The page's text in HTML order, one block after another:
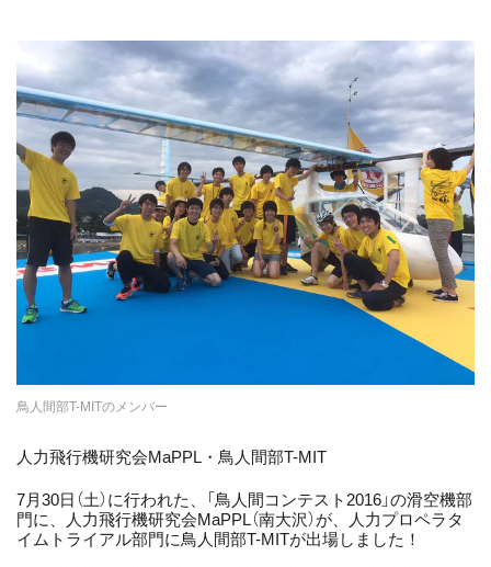
鳥人間部T-MITのメンバー
人力飛行機研究会MaPPL・鳥人間部T-MIT
7月30日（土）に行われた、「鳥人間コンテスト2016」の滑空機部
門に、人力飛行機研究会MaPPL（南大沢）が、人力プロペラタ
イムトライアル部門に鳥人間部T-MITが出場しました！